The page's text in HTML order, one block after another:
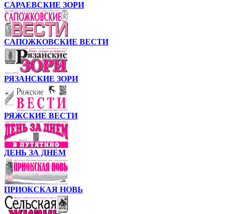
САРАЕВСКИЕ ЗОРИ
САПОЖКОВСКИЕ ВЕСТИ
РЯЗАНСКИЕ ЗОРИ
РЯЖСКИЕ ВЕСТИ
ДЕНЬ ЗА ДНЕМ
ПРИОКСКАЯ НОВЬ